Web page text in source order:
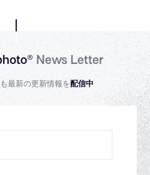
News Letter
最新の更新情報を配信中